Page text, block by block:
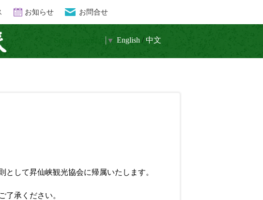
お知らせ お問合せ
▼ English /中文
して昇仙峡観光協会に帰属いたします。
了承ください。